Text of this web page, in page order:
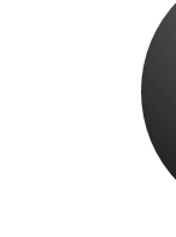
del precio de
dependiendo del
entre el agente
ejemplo, si una
es del 6%, eso
$18,000. Si esta
ambos agentes,